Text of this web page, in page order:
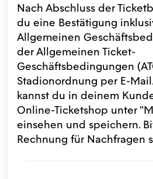
Nach Abschluss der
du eine Bestätigung
Allgemeinen
der Allgemeinen Ticket-
Geschäftsbedingungen
Stadionordnung per E-
kannst du in deinem
Online-Ticketshop unter
einsehen und speichern.
Rechnung für Nachfragen